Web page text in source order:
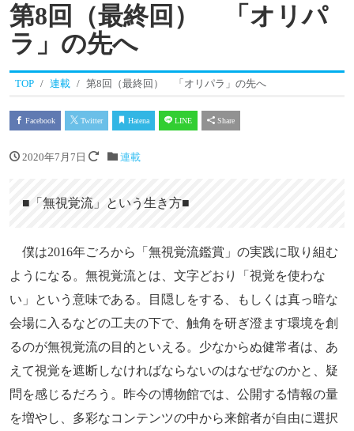
第8回（最終回） 「オリパ
ラ」の先へ
TOP 連載 第8回（最終回） 「オリパラ」の先へ
Facebook Twitter Hatena LINE Share
2020年7月7日 連載
■「無視覚流」という生き方■
僕は2016年ごろから「無視覚流鑑賞」の実践に取り組む
ようになる。無視覚流とは、文字どおり「視覚を使わな
い」という意味である。目隠しをする、もしくは真っ暗な
会場に入るなどの工夫の下で、触角を研ぎ澄ます環境を創
るのが無視覚流の目的といえる。少なからぬ健常者は、あ
えて視覚を遮断しなければならないのはなぜなのかと、疑
問を感じるだろう。昨今の博物館では、公開する情報の量
を増やし、多彩なコンテンツの中から来館者が自由に選択